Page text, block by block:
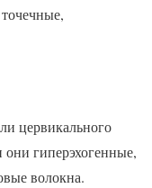
цервикального
они гиперэхогенные,
волокна.